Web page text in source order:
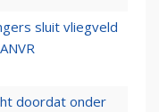
sluit vliegveld
doordat onder